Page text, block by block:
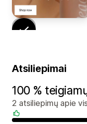
Atsiliepimai
100 %
2 atsiliepimų apie